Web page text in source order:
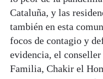
Cataluña, y las
también en esta
focos de contagio y
evidencia, el
Familia, Chakir el